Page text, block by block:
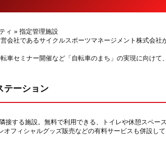
ィ » 指定管理施設
会社であるサイクルスポーツマネージメント株式会
車セミナー開催など「自転車のまち」の実現に向けて
テーション
接する施設。無料で利用できる、トイレや休憩スペー
オフィシャルグッズ販売などの有料サービスも併設して